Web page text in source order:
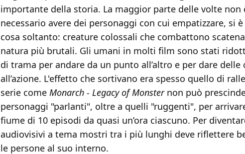
importante della storia. La maggior parte delle volte non
necessario avere dei personaggi con cui empatizzare, si
cosa soltanto: creature colossali che combattono
natura più brutali. Gli umani in molti film sono stati
di trama per andare da un punto all’altro e per dare delle
all’azione. L'effetto che sortivano era spesso quello di
serie come Monarch - Legacy of Monsternon può
personaggi "parlanti", oltre a quelli "ruggenti", per
fiume di 10 episodi da quasi un’ora ciascuno. Per
audiovisivi a tema mostri tra i più lunghi deve riflettere
le persone al suo interno.